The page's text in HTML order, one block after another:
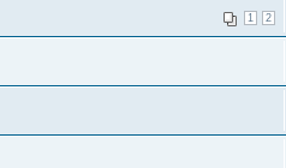
1 2